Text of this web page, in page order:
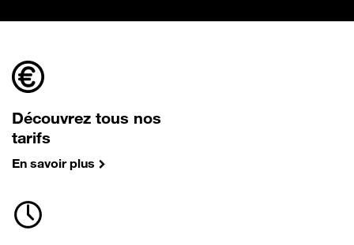
Découvrez tous nos
tarifs
En savoir plus